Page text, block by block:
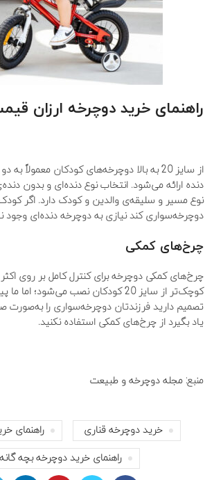
راهنمای خرید دوچرخه ارزان
از سایز 20 به بالا دوچرخه‌های کودکان معمولاً
دنده ارائه می‌شود. انتخاب نوع دنده‌ای و بدون
نوع مسیر و سلیقه‌ی والدین و کودک دارد. اگر
دوچرخه‌سواری کند نیازی به دوچرخه دنده‌ای وجود
چرخهای کمکی
چرخ‌های کمکی دوچرخه برای کنترل کامل بر روی
کوچک‌تر از سایز 20 کودکان نصب می‌شود؛
تصمیم دارید فرزندتان دوچرخه‌سواری را
یاد بگیرد از چرخ‌های کمکی استفاده نکنید.
منبع: مجله دوچرخه و طبیعت
خرید دوچرخه قناری راهنمای
راهنمای خرید دوچرخه بچه گانه